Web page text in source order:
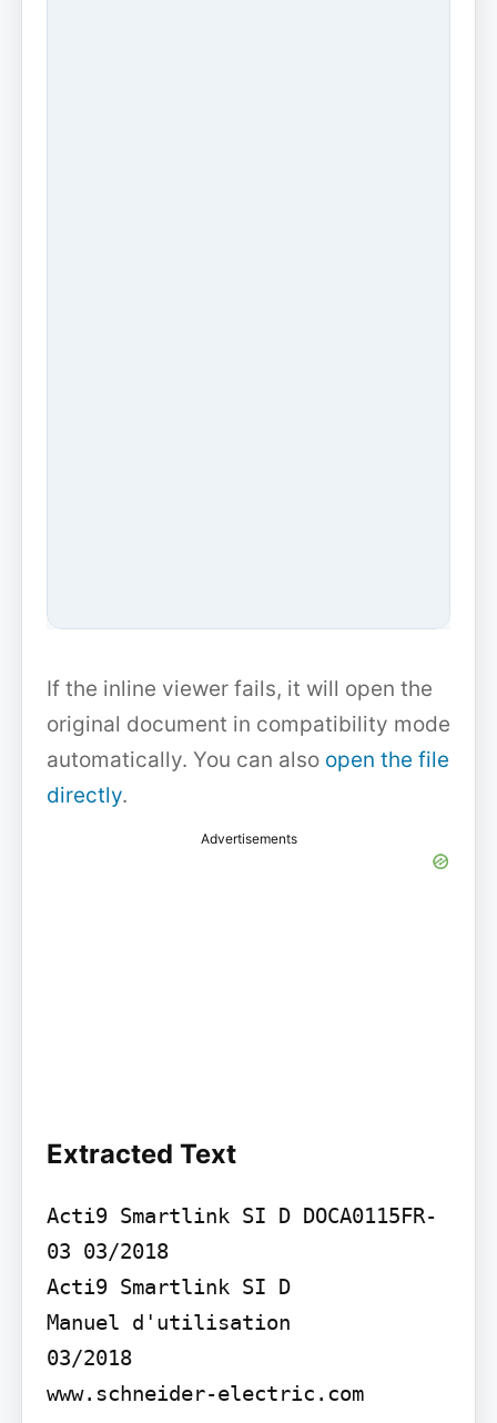
If the inline viewer fails, it will open the
original document in compatibility mode
automatically. You can also open the file
directly.
Advertisements
Extracted Text
Acti9 Smartlink SI D DOCA0115FR-
03 03/2018
Acti9 Smartlink SI D
Manuel d'utilisation
03/2018
www.schneider-electric.com